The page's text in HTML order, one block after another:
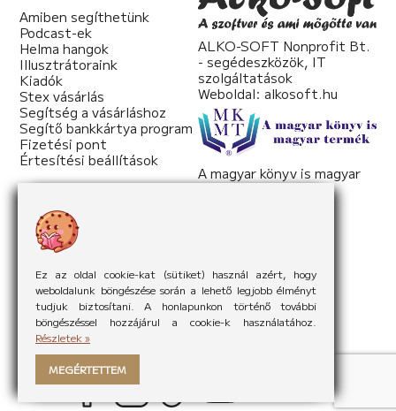
Ez az oldal cookie-kat (sütiket) használ azért, hogy
weboldalunk böngészése során a lehető legjobb élményt
tudjuk biztosítani. A honlapunkon történő további
böngészéssel hozzájárul a cookie-k használatához.
Részletek »
MEGÉRTETTEM
Amiben segíthetünk
Podcast-ek
Helma hangok
Illusztrátoraink
Kiadók
Stex vásárlás
Segítség a vásárláshoz
Segítő bankkártya program
Fizetési pont
Értesítési beállítások
ALKO-SOFT Nonprofit Bt.
- segédeszközök, IT
szolgáltatások
Weboldal: alkosoft.hu
A magyar könyv is magyar
termék